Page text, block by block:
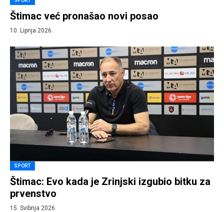
Štimac već pronašao novi posao
10. Lipnja 2026.
SPORT
Štimac: Evo kada je Zrinjski izgubio bitku za
prvenstvo
15. Svibnja 2026.